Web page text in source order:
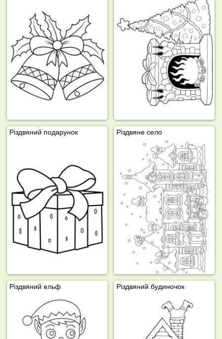
Різдвяний подарунок Різдвяне село
Різдвяний ельф Різдвяний будиночок